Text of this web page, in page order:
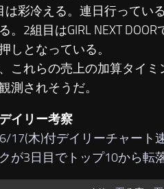
彩冷える。連日行ってい
。2組目はGIRL NEXT
しとなっている。
これらの売上の加算タイミ
測されそうだ。
イリー考察
17(木)付デイリーチャート
が3日目でトップ10から転